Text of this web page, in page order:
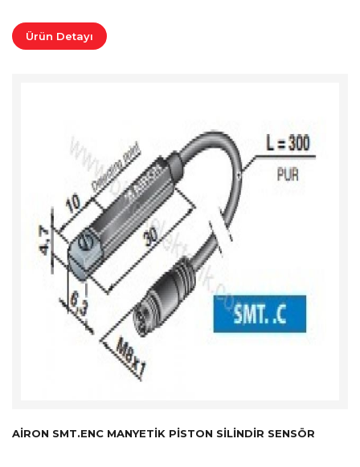
Ürün Detayı
AIRON SMT.ENC MANYETIK PISTON SILINDIR SENSÖR